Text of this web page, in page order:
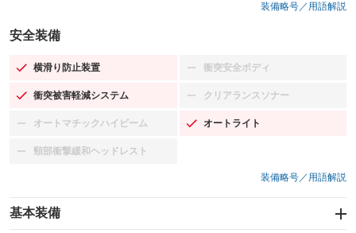
装備略号／用語解説
安全装備
横滑り防止装置
：装備あり 衝突安全ボディ
：装備なし
衝突被害軽減システム
：装備あり クリアランスソナー
：装備なし
オートマチックハイビーム
：装備なし オートライト
：装備あり
頸部衝撃緩和ヘッドレスト
：装備なし
装備略号／用語解説
基本装備